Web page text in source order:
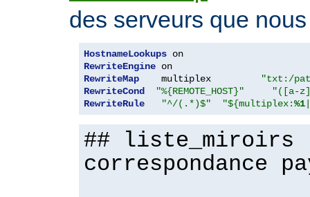
des serveurs que
HostnameLookups
RewriteEngine
RewriteMap
    multiplex
"txt:/
RewriteCond
"%{REMOTE_HOST}"
"([a-
RewriteRule
"^/(.*)$" "${multiplex:%1
## liste_miroirs
correspondance